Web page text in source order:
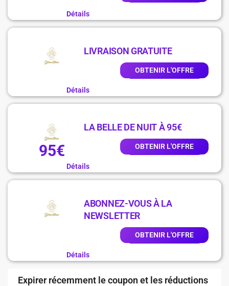
Détails
LIVRAISON GRATUITE
OBTENIR L'OFFRE
Détails
95€
LA BELLE DE NUIT À 95€
OBTENIR L'OFFRE
Détails
ABONNEZ-VOUS À LA
NEWSLETTER
OBTENIR L'OFFRE
Détails
Expirer récemment le coupon et les réductions